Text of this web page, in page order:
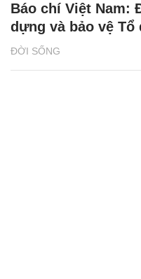
ĐỜI SỐNG
Báo chí Việt Nam:
dựng và bảo vệ Tổ